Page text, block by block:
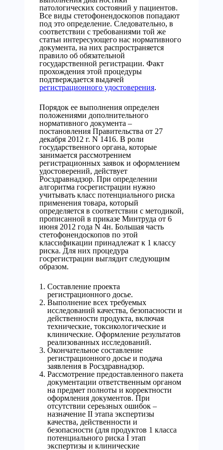
патологических состояний у пациентов.
Все виды стетофонендоскопов попадают
под это определение. Следовательно, в
соответствии с требованиями той же
статьи интересующего нас нормативного
документа, на них распространяется
правило об обязательной
государственной регистрации. Факт
прохождения этой процедуры
подтверждается выдачей
регистрационного удостоверения.
Порядок ее выполнения определен
положениями дополнительного
нормативного документа –
постановления Правительства от 27
декабря 2012 г. N 1416. В роли
государственного органа, которые
занимается рассмотрением
регистрационных заявок и оформлением
удостоверений, действует
Росздравнадзор. При определении
алгоритма госрегистрации нужно
учитывать класс потенциального риска
применения товара, который
определяется в соответствии с методикой,
прописанной в приказе Минтруда от 6
июня 2012 года N 4н. Большая часть
стетофонендоскопов по этой
классификации принадлежат к 1 классу
риска. Для них процедура
госрегистрации выглядит следующим
образом.
Составление проекта
регистрационного досье.
Выполнение всех требуемых
исследований качества, безопасности и
действенности продукта, включая
технические, токсикологические и
клинические. Оформление результатов
реализованных исследований.
Окончательное составление
регистрационного досье и подача
заявления в Росздравнадзор.
Рассмотрение предоставленного пакета
документации ответственным органом
на предмет полноты и корректности
оформления документов. При
отсутствии сереьзных ошибок –
назначение II этапа экспертизы
качества, действенности и
безопасности (для продуктов 1 класса
потенциального риска I этап
экспертизы и клинические